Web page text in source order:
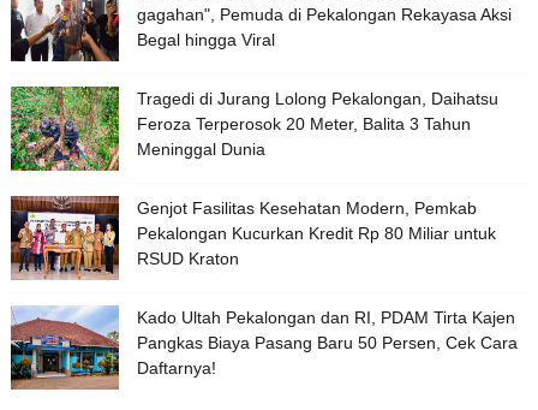
gagahan", Pemuda di Pekalongan Rekayasa Aksi
Begal hingga Viral
Tragedi di Jurang Lolong Pekalongan, Daihatsu
Feroza Terperosok 20 Meter, Balita 3 Tahun
Meninggal Dunia
Genjot Fasilitas Kesehatan Modern, Pemkab
Pekalongan Kucurkan Kredit Rp 80 Miliar untuk
RSUD Kraton
Kado Ultah Pekalongan dan RI, PDAM Tirta Kajen
Pangkas Biaya Pasang Baru 50 Persen, Cek Cara
Daftarnya!